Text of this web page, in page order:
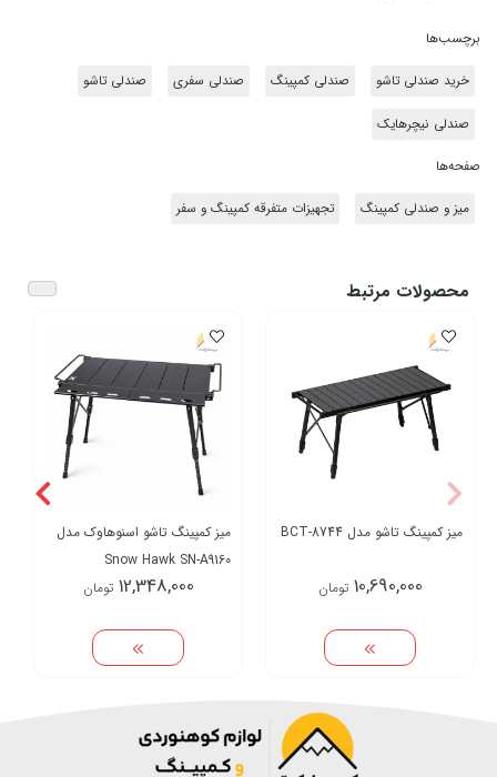
برچسب‌ها
خرید صندلی تاشو صندلی کمپینگ صندلی سفری صندلی تاشو
صندلی نیچرهایک
صفحه‌ها
میز و صندلی کمپینگ تجهیزات متفرقه کمپینگ و سفر
محصولات مرتبط
میز کمپینگ تاشو مدل BCT-8744
10,690,000 تومان
میز کمپینگ تاشو اسنوهاوک مدل
Snow Hawk SN-A9160
12,348,000 تومان